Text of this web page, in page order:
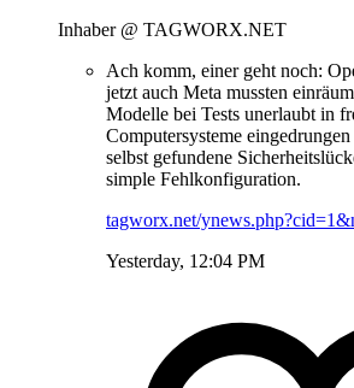
Inhaber @ TAGWORX.NET
Ach komm, einer geht noch:
jetzt auch Meta mussten
Modelle bei Tests unerlaubt in
Computersysteme
selbst gefundene
simple Fehlkonfiguration.
tagworx.net/
Yesterday, 12:04 PM